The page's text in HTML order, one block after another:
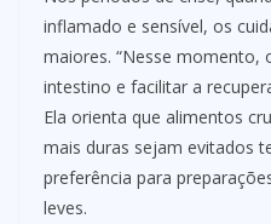
inflamado e sensível, os
maiores. “Nesse momento,
intestino e facilitar a
Ela orienta que alimentos
mais duras sejam evitados
preferência para
leves.